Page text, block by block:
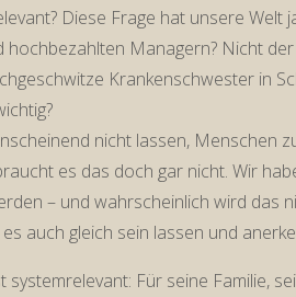
Diese Frage hat unsere
hochbezahlten Managern? Nicht
Krankenschwester in
nicht lassen, Menschen
es das doch gar nicht. Wir
– und wahrscheinlich wird das
auch gleich sein lassen und
systemrelevant: Für seine Familie,